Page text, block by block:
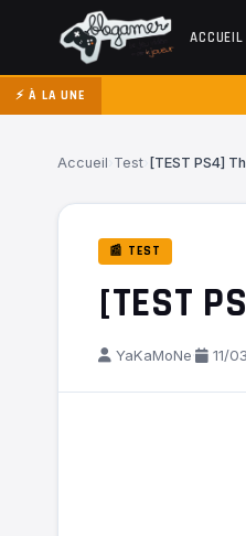
ACCUEIL
⚡ À LA UNE
Accueil Test [TEST PS4]
📰 TEST
[TEST
YaKaMoNe· 11/